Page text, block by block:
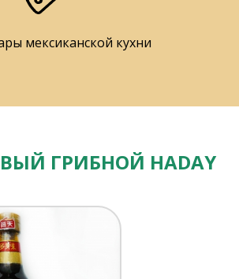
мексиканской кухни
ГРИБНОЙ HADAY